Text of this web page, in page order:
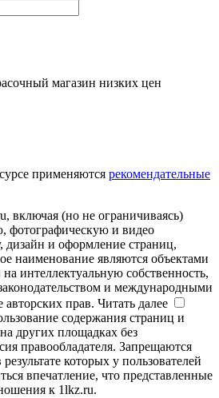
магазин низких цен
применяются рекомендательные
включая (но не ограничиваясь)
фотографическую и видео
и оформление страниц,
наименование являются объектами
интеллектуальную собственность,
и международными
авторских прав. Читать далее
содержания страниц и
других площадках без
правообладателя. Запрещаются
которых у пользователей
впечатление, что представленные
к 1lkz.ru.